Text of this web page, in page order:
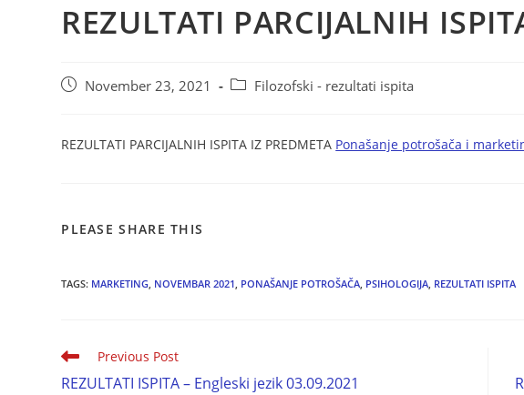
REZULTATI PARCIJALNIH
November 23, 2021 Filozofski - rezultati ispita
REZULTATI PARCIJALNIH ISPITA IZ PREDMETA Ponašanje potrošača i
PLEASE SHARE THIS
TAGS: MARKETING, NOVEMBAR 2021, PONAŠANJE POTROŠAČA, PSIHOLOGIJA, REZULTATI ISPITA
Previous Post
REZULTATI ISPITA – Engleski jezik 03.09.2021